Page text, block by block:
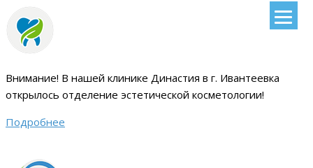
Внимание! В нашей клинике Династия в г. Ивантеевка
открылось отделение эстетической косметологии!
Подробнее